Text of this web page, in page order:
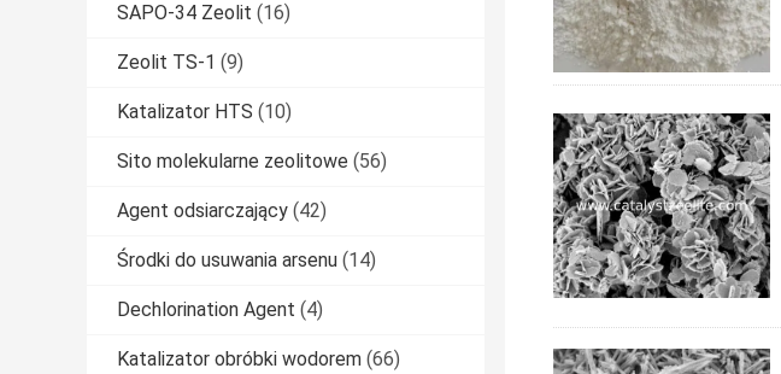
SAPO-34 Zeolit (16)
Zeolit ​​TS-1 (9)
Katalizator HTS (10)
Sito molekularne zeolitowe (56)
Agent odsiarczający (42)
Środki do usuwania arsenu (14)
Dechlorination Agent (4)
Katalizator obróbki wodorem (66)